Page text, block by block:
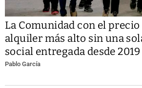
La Comunidad con el
alquiler más alto sin una
social entregada desde 2019
Pablo García